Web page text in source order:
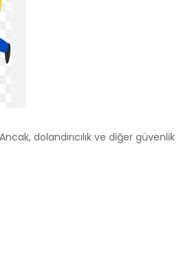
dolandırıcılık ve diğer güvenlik